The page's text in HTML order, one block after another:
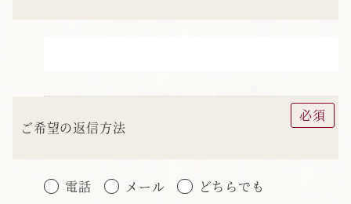
ご希望の返信方法
必須
電話 メール どちらでも